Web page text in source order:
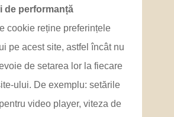
de performanță
cookie reține preferințele
pe acest site, astfel încât nu
de setarea lor la fiecare
ului. De exemplu: setările
video player, viteza de